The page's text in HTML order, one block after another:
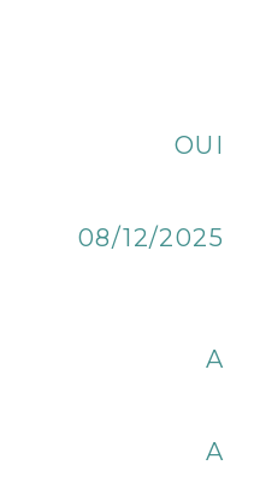
OUI
08/12/2025
A
A